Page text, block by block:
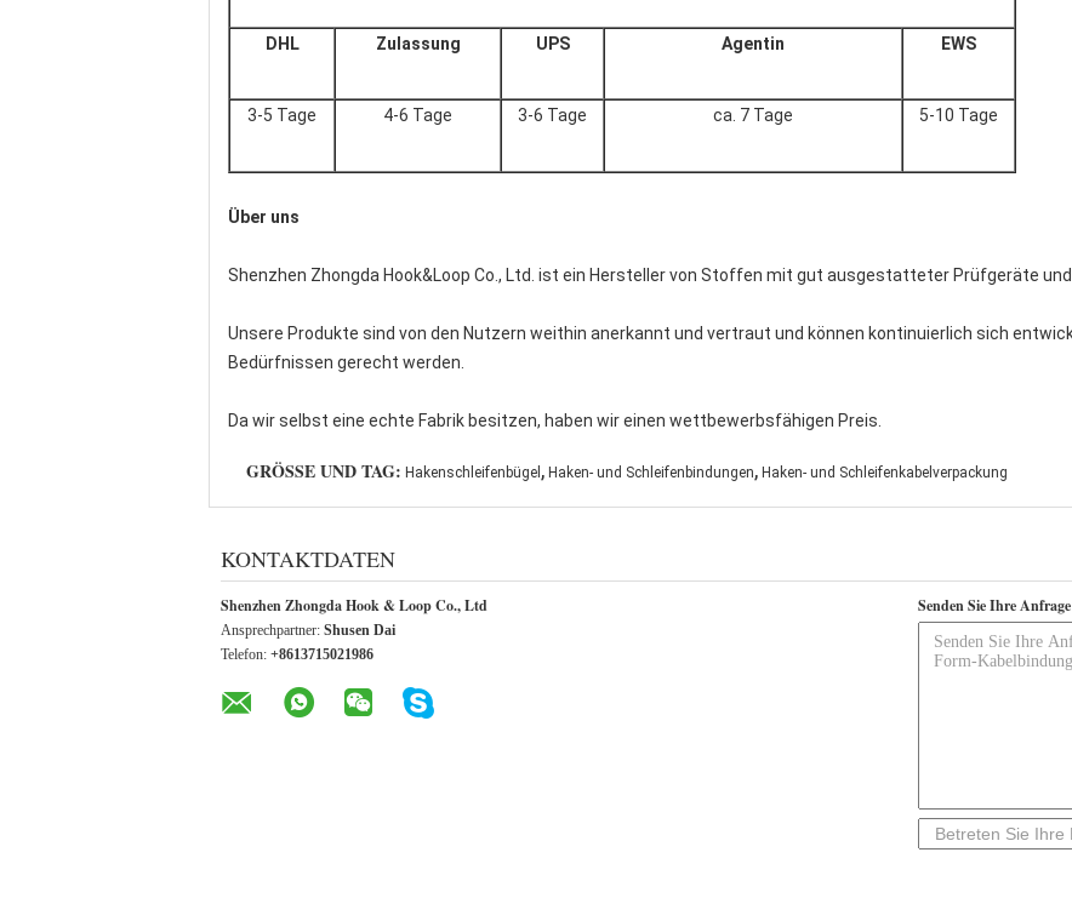
DHL Zulassung UPS Agentin EWS
3-5 Tage 4-6 Tage 3-6 Tage ca. 7 Tage 5-10 Tage
Über uns
Shenzhen Zhongda Hook&Loop Co., Ltd. ist ein Hersteller von Stoffen mit gut ausgestatteter Prüfgeräte
Unsere Produkte sind von den Nutzern weithin anerkannt und vertraut und können kontinuierlich sich
Bedürfnissen gerecht werden.
Da wir selbst eine echte Fabrik besitzen, haben wir einen wettbewerbsfähigen Preis.
GRÖSSE UND TAG: Hakenschleifenbügel , Haken- und Schleifenbindungen, Haken- und Schleifenkabelverpackung
KONTAKTDATEN
Shenzhen Zhongda Hook & Loop Co., Ltd
Ansprechpartner: Shusen Dai
Telefon: +8613715021986
Senden Sie Ihre